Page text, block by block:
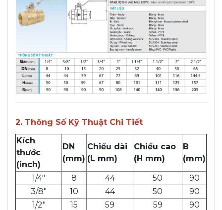
2. Thông Số Kỹ Thuật Chi Tiết
Kích
thước
(inch)
DN
(mm)
Chiều dài
(L mm)
Chiều cao
(H mm)
B
(mm)
1/4" 8 44 50
90
3/8"
10 44 50
90
1/2"
15 59 59
90